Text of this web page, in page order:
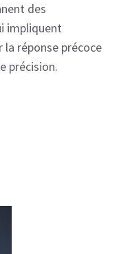
des
impliquent
réponse précoce
précision.